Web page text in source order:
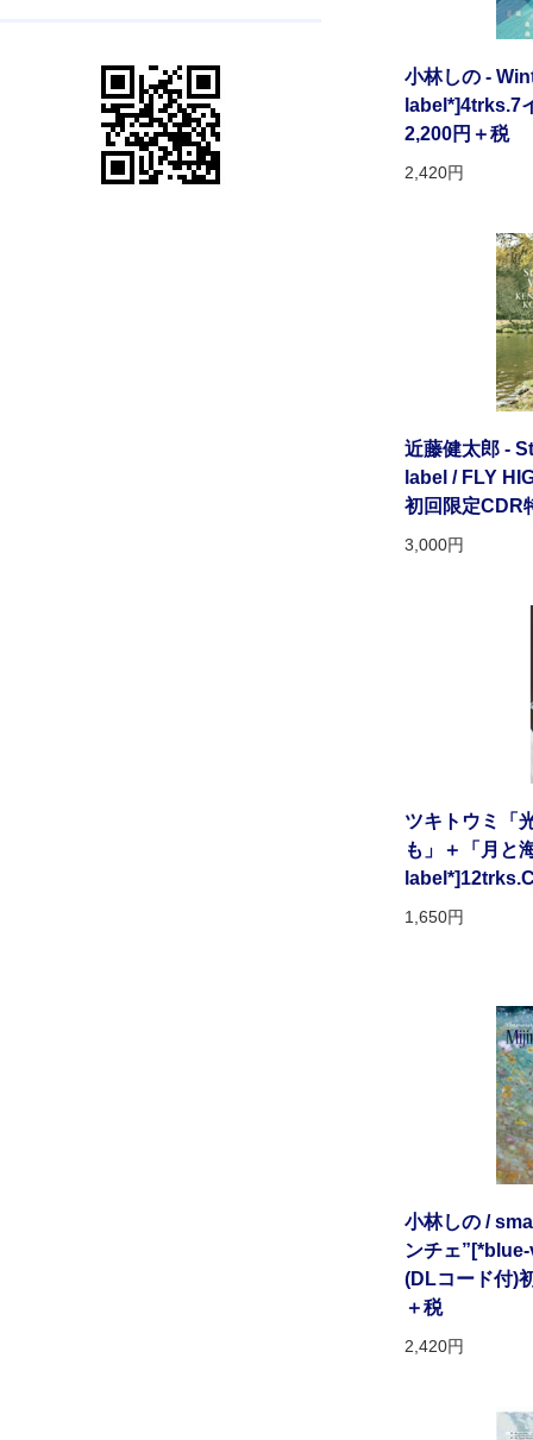
小林しの -
label*]4trks.7
2,200円＋税
2,420円
近藤健太郎 -
label / FLY
初回限定CDR
3,000円
ツキトウミ「
も」＋「月と
1,650円
小林しの /
ンチェ
(DLコード付)
＋税
2,420円